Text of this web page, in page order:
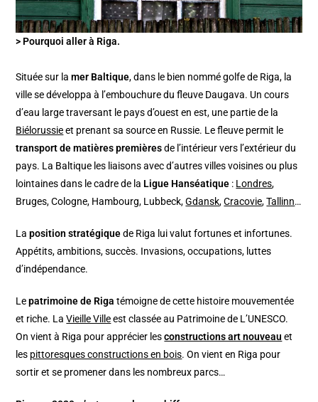
> Pourquoi aller à Riga.
Située sur lamer Baltique, dans le bien nommé golfe de Riga, la
ville se développa à l’embouchure du fleuve Daugava. Un cours
d’eau large traversant le pays d’ouest en est, une partie de la
Biélorussieet prenant sa source en Russie. Le fleuve permit le
transport de matières premièresde l’intérieur vers l’extérieur du
pays. La Baltique les liaisons avec d’autres villes voisines ou plus
lointaines dans le cadre de la Ligue Hanséatique : Londres,
Bruges, Cologne, Hambourg, Lubbeck,Gdansk,Cracovie,Tallinn…
Laposition stratégiquede Riga lui valut fortunes et infortunes.
Appétits, ambitions, succès. Invasions, occupations, luttes
d’indépendance.
Lepatrimoine de Riga témoigne de cette histoire mouvementée
et riche. LaVieille Villeest classée au Patrimoine de L’UNESCO.
On vient à Riga pour apprécier lesconstructions art nouveau et
les pittoresques constructions en bois. On vient en Riga pour
sortir et se promener dans les nombreux parcs…